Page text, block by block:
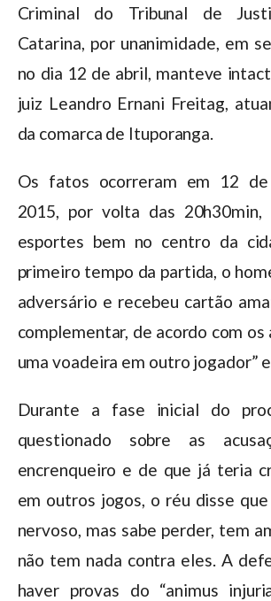
Criminal do Tribunal de
Catarina, por unanimidade, em
no dia 12 de abril, manteve
juiz Leandro Ernani Freitag,
da comarca de Ituporanga.
Os fatos ocorreram em 12
2015, por volta das 20h30min,
esportes bem no centro da
primeiro tempo da partida, o
adversário e recebeu cartão
complementar, de acordo com os
uma voadeira em outro jogador”
Durante a fase inicial do
questionado sobre as
encrenqueiro e de que já teria
em outros jogos, o réu disse
nervoso, mas sabe perder, tem
não tem nada contra eles. A
haver provas do “animus